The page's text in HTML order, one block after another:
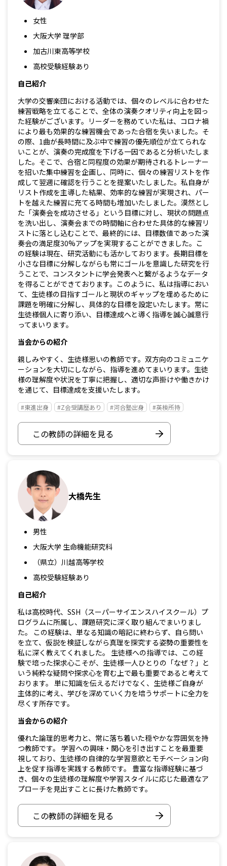
女性
大阪大学 理学部
加古川東高等学校
高校受験経験あり
自己紹介
大学の交響楽団における活動では、個々のレベルに合わせた
練習戦略を立てることで、全体の演奏クオリティ向上を図っ
た経験がございます。リーダーを務めていた私は、コロナ禍
により最も効果的な練習機会であった合宿を失いました。そ
の際、1曲が長時間に及ぶ中で練習の優先順位が立てられな
いことが、演奏の完成度を下げる一因であると分析いたしま
した。そこで、合宿と同程度の効果が期待されるトレーナー
を招いた集中練習を企画し、同時に、個々の練習リストを作
成して翌週に確認を行うことを提案いたしました。私自身が
リスト作成を主導した結果、効率的な練習が実現され、パー
トを越えた練習に充てる時間も増加いたしました。漠然とし
た「演奏会を成功させる」という目標に対し、現状の問題点
を洗い出し、演奏会までの時間軸に合わせた具体的な練習リ
ストに落とし込むことで、最終的には、目標数値であった演
奏会の満足度30%アップを実現することができました。こ
の経験は現在、研究活動にも活かしております。長期目標を
小さな目標に分解しながらも常にゴールを意識した研究を行
うことで、コンスタントに学会発表へと繋がるようなデータ
を得ることができております。このように、私は指導におい
て、生徒様の目指すゴールと現状のギャップを埋めるために
課題を明確に分解し、具体的な目標を設定いたします。常に
生徒様個人に寄り添い、目標達成へと導く指導を誠心誠意行
ってまいります。
当会からの紹介
親しみやすく、生徒様思いの教師です。双方向のコミュニケ
ーションを大切にしながら、指導を進めてまいります。生徒
様の理解度や状況を丁寧に把握し、適切な声掛けや働きかけ
を通じて、目標達成を支援いたします。
#東進出身 #Z会受講歴あり #河合塾出身 #英検所持
この教師の詳細を見る
大橋先生
男性
大阪大学 生命機能研究科
（県立）川越高等学校
高校受験経験あり
自己紹介
私は高校時代、SSH（スーパーサイエンスハイスクール）プ
ログラムに所属し、課題研究に深く取り組んでまいりまし
た。 この経験は、単なる知識の暗記に終わらず、自ら問い
を立て、仮説を検証しながら真理を探究する姿勢の重要性を
私に深く教えてくれました。 生徒様への指導では、この経
験で培った探求心こそが、生徒様一人ひとりの「なぜ？」と
いう純粋な疑問や探求心を育む上で最も重要であると考えて
おります。 単に知識を伝えるだけでなく、生徒様ご自身が
主体的に考え、学びを深めていく力を培うサポートに全力を
尽くす所存です。
当会からの紹介
優れた論理的思考力と、常に落ち着いた穏やかな雰囲気を持
つ教師です。 学習への興味・関心を引き出すことを最重要
視しており、生徒様の自律的な学習意欲とモチベーション向
上を促す指導を実践する教師です。 豊富な指導経験に基づ
き、個々の生徒様の理解度や学習スタイルに応じた最適なア
プローチを見出すことに長けた教師です。
この教師の詳細を見る